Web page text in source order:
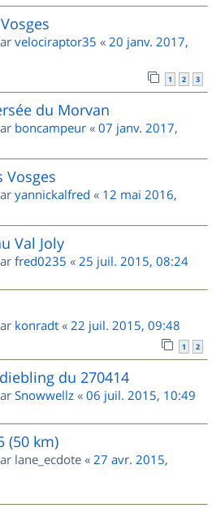
velociraptor35 « 20 janv. 2017,
1 2 3
du Morvan
boncampeur « 07 janv. 2017,
Vosges
yannickalfred « 12 mai 2016,
Val Joly
fred0235 « 25 juil. 2015, 08:24
konradt « 22 juil. 2015, 09:48
1 2
du 270414
Snowwellz « 06 juil. 2015, 10:49
(50 km)
lane_ecdote « 27 avr. 2015,